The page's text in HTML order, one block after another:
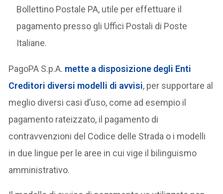
Bollettino Postale PA, utile per effettuare il
pagamento presso gli Uffici Postali di Poste
Italiane.
PagoPA S.p.A. mette a disposizione degli Enti
Creditori diversi modelli di avvisi, per supportare al
meglio diversi casi d’uso, come ad esempio il
pagamento rateizzato, il pagamento di
contravvenzioni del Codice delle Strada o i modelli
in due lingue per le aree in cui vige il bilinguismo
amministrativo.